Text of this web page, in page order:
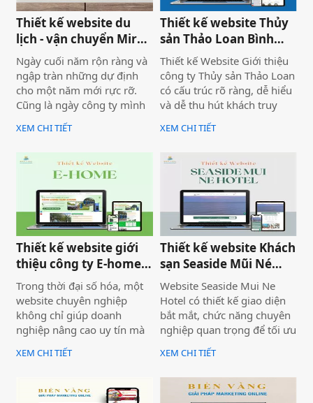
Thiết kế website du
lịch - vận chuyển Mira
tour Mũi Né
Ngày cuối năm rộn ràng và
ngập tràn những dự định
cho một năm mới rực rỡ.
Cũng là ngày công ty mình
bàn giao dự án thiết kế
website Mira Tour Mũi Né –
một website chuyên về tour
du lịch và thuê xe
XEM CHI TIẾT
Thiết kế website Thủy
sản Thảo Loan Bình
Thuận, Lâm Đồng
Thiết kế Website Giới thiệu
công ty Thủy sản Thảo Loan
có cấu trúc rõ ràng, dễ hiểu
và dễ thu hút khách truy
cập vào website giúp truyền
tải thông tin hiệu quả. Với
màu xanh dương và đỏ làm
nổi bật lên những nội dung
chính của website.
XEM CHI TIẾT
Thiết kế website giới
thiệu công ty E-home
Bình Thuận
Trong thời đại số hóa, một
website chuyên nghiệp
không chỉ giúp doanh
nghiệp nâng cao uy tín mà
còn là công cụ tiếp cận
khách hàng hiệu quả. Dịch
thiệu công ty mang đến giải
XEM CHI TIẾT
Thiết kế website Khách
sạn Seaside Mũi Né
chuyên nghiệp
Website Seaside Mui Ne
Hotel có thiết kế giao diện
bắt mắt, chức năng chuyên
nghiệp quan trọng để tối ưu
trải nghiệm người dùng và
hỗ trợ hoạt động kinh
doanh hiệu quả.Một
website chuyên nghiệp
XEM CHI TIẾT